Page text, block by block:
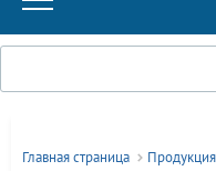
Главная страница Продукция